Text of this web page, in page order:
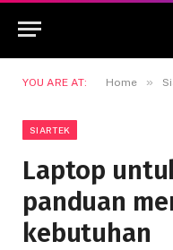
YOU ARE AT: Home »
SIARTEK
Laptop
panduan
kebutuhan